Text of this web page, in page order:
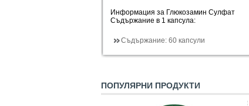
Информация за Глюкозамин Сулфат
Съдържание в 1 капсула:
Съдържание:60 капсули
ПОПУЛЯРНИ ПРОДУКТИ